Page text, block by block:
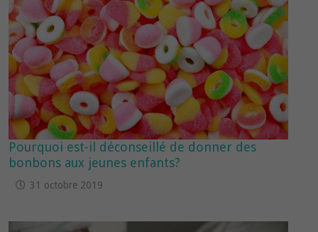
Pourquoi est-il déconseillé de donner des
bonbons aux jeunes enfants?
31 octobre 2019